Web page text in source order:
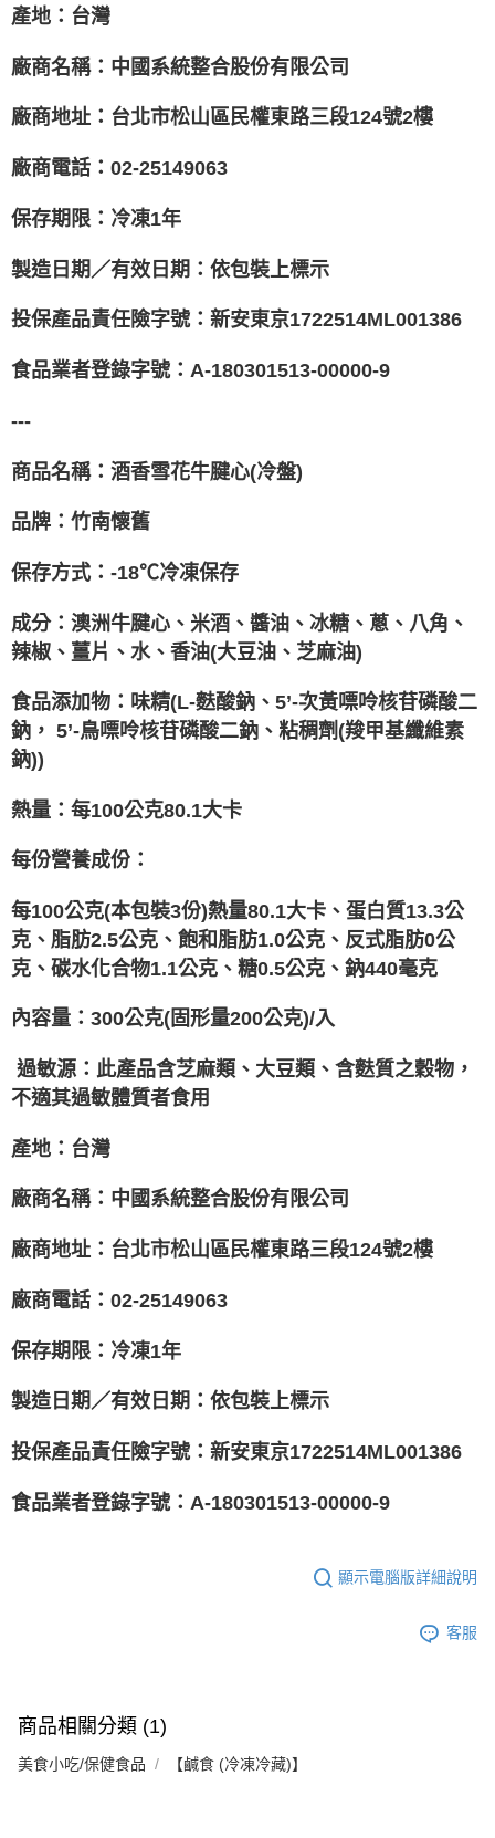
產地：台灣
廠商名稱：中國系統整合股份有限公司
廠商地址：台北市松山區民權東路三段124號2樓
廠商電話：02-25149063
保存期限：冷凍1年
製造日期／有效日期：依包裝上標示
投保產品責任險字號：新安東京1722514ML001386
食品業者登錄字號：A-180301513-00000-9
---
商品名稱：酒香雪花牛腱心(冷盤)
品牌：竹南懷舊
保存方式：-18℃冷凍保存
成分：澳洲牛腱心、米酒、醬油、冰糖、蔥、八角、
辣椒、薑片、水、香油(大豆油、芝麻油)
食品添加物：味精(L-麩酸鈉、5’-次黃嘌呤核苷磷酸二
鈉， 5’-鳥嘌呤核苷磷酸二鈉、粘稠劑(羧甲基纖維素
鈉))
熱量：每100公克80.1大卡
每份營養成份：
每100公克(本包裝3份)熱量80.1大卡、蛋白質13.3公
克、脂肪2.5公克、飽和脂肪1.0公克、反式脂肪0公
克、碳水化合物1.1公克、糖0.5公克、鈉440毫克
內容量：300公克(固形量200公克)/入
過敏源：此產品含芝麻類、大豆類、含麩質之穀物，
不適其過敏體質者食用
產地：台灣
廠商名稱：中國系統整合股份有限公司
廠商地址：台北市松山區民權東路三段124號2樓
廠商電話：02-25149063
保存期限：冷凍1年
製造日期／有效日期：依包裝上標示
投保產品責任險字號：新安東京1722514ML001386
食品業者登錄字號：A-180301513-00000-9
顯示電腦版詳細說明
客服
商品相關分類 (1)
美食小吃/保健食品 【鹹食 (冷凍冷藏)】